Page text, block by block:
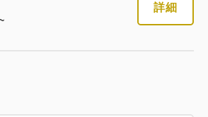
詳細